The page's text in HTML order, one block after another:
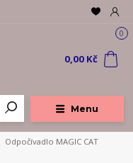
Menu
0
0,00 Kč
Odpočívadlo MAGIC CAT